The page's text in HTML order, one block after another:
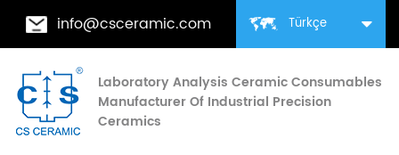
Türkçe
info@csceramic.com
Laboratory Analysis Ceramic Consumables
Manufacturer Of Industrial Precision
Ceramics